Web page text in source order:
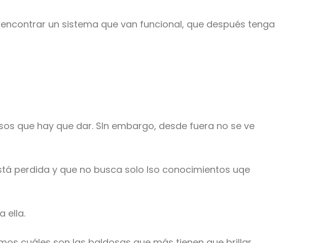
un sistema que van funcional, que después tenga
que hay que dar. SIn embargo, desde fuera no se ve
perdida y que no busca solo lso conocimientos uqe
ella.